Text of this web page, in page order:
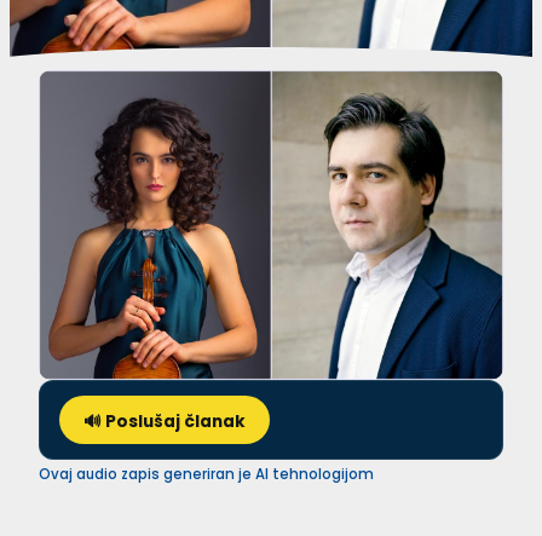
🔊 Poslušaj članak
Ovaj audio zapis generiran je AI tehnologijom